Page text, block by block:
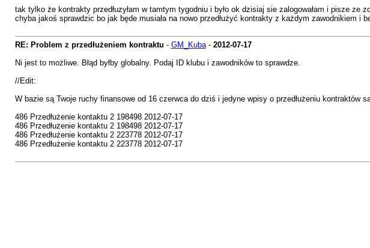
tak tylko że kontrakty przedłuzyłam w tamtym tygodniu i było ok dzisiaj sie zalogowałam i pisze ze
chyba jakoś sprawdzic bo jak będe musiała na nowo przedłużyć kontrakty z każdym zawodnikiem i
RE: Problem z przedłużeniem kontraktu - GM_Kuba- 2012-07-17
Ni jest to możliwe. Błąd byłby globalny. Podaj ID klubu i zawodników to sprawdze.
//Edit:
W bazie są Twoje ruchy finansowe od 16 czerwca do dziś i jedyne wpisy o przedłużeniu kontraktów
486 Przedłużenie kontaktu 2 198498 2012-07-17
486 Przedłużenie kontaktu 2 198498 2012-07-17
486 Przedłużenie kontaktu 2 223778 2012-07-17
486 Przedłużenie kontaktu 2 223778 2012-07-17